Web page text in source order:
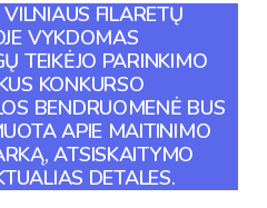
FILARETŲ
VYKDOMAS
TEIKĖJO PARINKIMO
KONKURSO
BENDRUOMENĖ BUS
APIE MAITINIMO
ATSISKAITYMO
DETALES.